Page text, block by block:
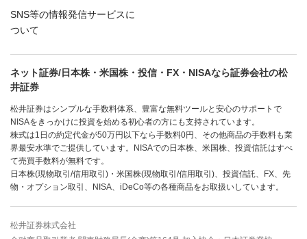
SNS等の情報発信サービスに
ついて
ネット証券/日本株・米国株・投信・FX・NISAなら証券会社の松
井証券
松井証券はシンプルな手数料体系、豊富な無料ツールと安心のサポートで
NISAをきっかけに投資を始める初心者の方にも支持されています。
株式は1日の約定代金が50万円以下なら手数料0円、その他商品の手数料も業
界最安水準でご提供しています。NISAでの日本株、米国株、投資信託はすべ
て売買手数料が無料です。
日本株(現物取引/信用取引)・米国株(現物取引/信用取引)、投資信託、FX、先
物・オプション取引、NISA、iDeCo等の各種商品をお取扱いしています。
松井証券株式会社